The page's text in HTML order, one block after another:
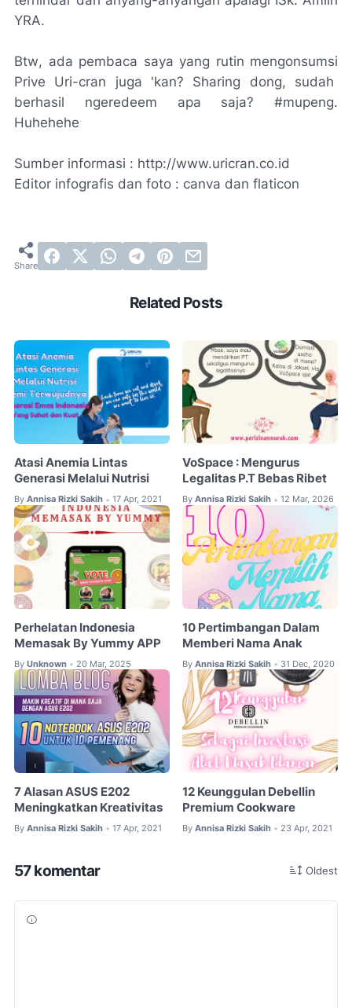
YRA.
Btw, ada pembaca saya yang rutin mengonsumsi
Prive Uri-cran juga 'kan? Sharing dong, sudah
berhasil ngeredeem apa saja? #mupeng.
Huhehehe
Sumber informasi : http://www.uricran.co.id
Editor infografis dan foto : canva dan flaticon
Related Posts
Atasi Anemia Lintas
Generasi Melalui Nutrisi
By Annisa Rizki Sakih • 17 Apr, 2021
VoSpace : Mengurus
Legalitas P.T Bebas Ribet
By Annisa Rizki Sakih • 12 Mar, 2026
Perhelatan Indonesia
Memasak By Yummy APP
By Unknown • 20 Mar, 2025
10 Pertimbangan Dalam
Memberi Nama Anak
By Annisa Rizki Sakih • 31 Dec, 2020
7 Alasan ASUS E202
Meningkatkan Kreativitas
By Annisa Rizki Sakih • 17 Apr, 2021
12 Keunggulan Debellin
Premium Cookware
By Annisa Rizki Sakih • 23 Apr, 2021
57 komentar Oldest